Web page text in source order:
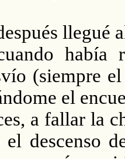
llegué
había
(siempre
el
a fallar la
descenso